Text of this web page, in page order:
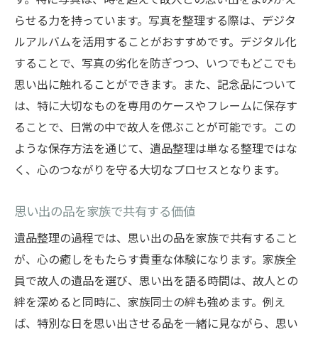
らせる力を持っています。写真を整理する際は、デジタ
ルアルバムを活用することがおすすめです。デジタル化
することで、写真の劣化を防ぎつつ、いつでもどこでも
思い出に触れることができます。また、記念品について
は、特に大切なものを専用のケースやフレームに保存す
ることで、日常の中で故人を偲ぶことが可能です。この
ような保存方法を通じて、遺品整理は単なる整理ではな
く、心のつながりを守る大切なプロセスとなります。
思い出の品を家族で共有する価値
遺品整理の過程では、思い出の品を家族で共有すること
が、心の癒しをもたらす貴重な体験になります。家族全
員で故人の遺品を選び、思い出を語る時間は、故人との
絆を深めると同時に、家族同士の絆も強めます。例え
ば、特別な日を思い出させる品を一緒に見ながら、思い